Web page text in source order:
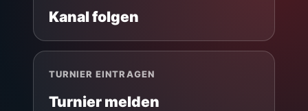
Kanal folgen
TURNIER EINTRAGEN
Turnier melden